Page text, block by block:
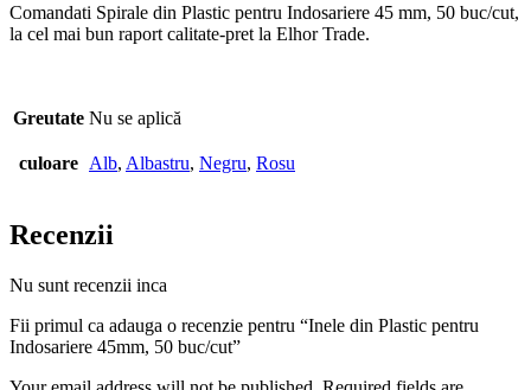
Comandati Spirale din Plastic pentru Indosariere 45 mm, 50 buc/cut,
la cel mai bun raport calitate-pret la Elhor Trade.
Greutate Nu se aplică
culoare Alb, Albastru, Negru, Rosu
Recenzii
Nu sunt recenzii inca
Fii primul ca adauga o recenzie pentru “Inele din Plastic pentru
Indosariere 45mm, 50 buc/cut”